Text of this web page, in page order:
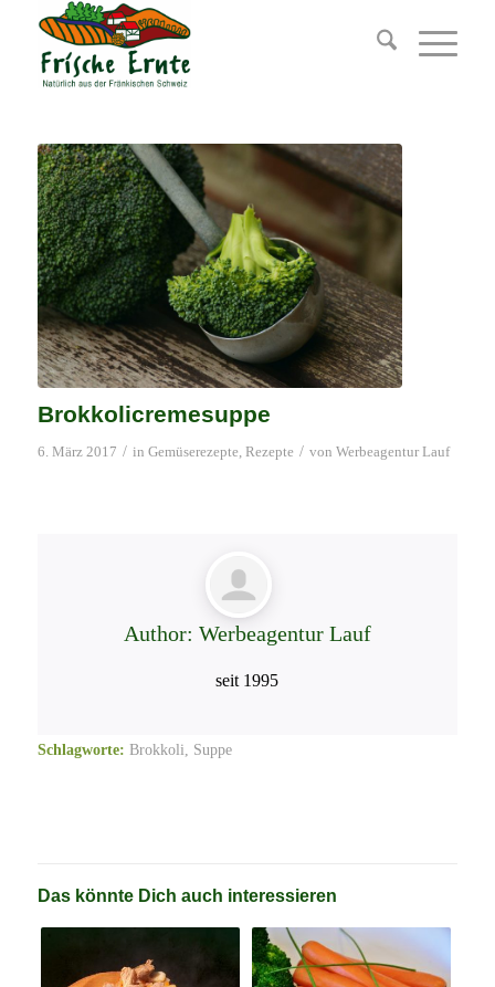
Brokkolicremesuppe
6. März 2017 / in Gemüserezepte Rezepte / von Werbeagentur Lauf
Author: Werbeagentur Lauf
seit 1995
Schlagworte: Brokkoli Suppe
Das könnte Dich auch interessieren